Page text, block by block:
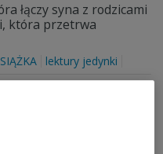
łączy syna z rodzicami
która przetrwa
lektury jedynki